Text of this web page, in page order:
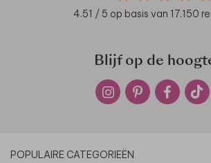
4.51 / 5 op basis van 17.150
Blijf op de
POPULAIRE CATEGORIEËN